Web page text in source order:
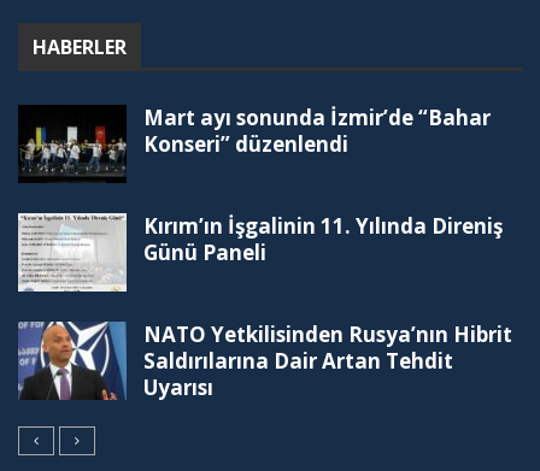
HABERLER
Mart ayı sonunda İzmir’de “Bahar
Konseri” düzenlendi
Kırım’ın İşgalinin 11. Yılında Direniş
Günü Paneli
NATO Yetkilisinden Rusya’nın Hibrit
Saldırılarına Dair Artan Tehdit
Uyarısı